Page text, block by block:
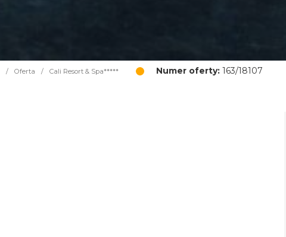
/ Oferta / Cali Resort & Spa***** Numer oferty:163/18107